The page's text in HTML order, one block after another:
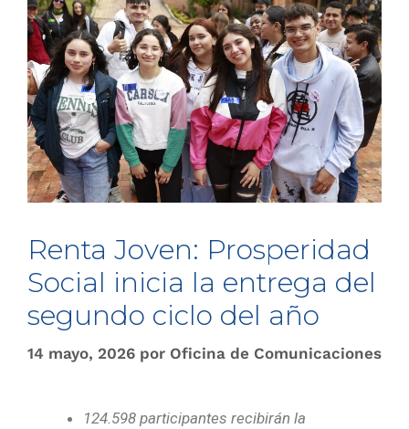
Renta Joven: Prosperidad
Social inicia la entrega del
segundo ciclo del año
14 mayo, 2026 por Oficina de Comunicaciones
124.598 participantes recibirán la